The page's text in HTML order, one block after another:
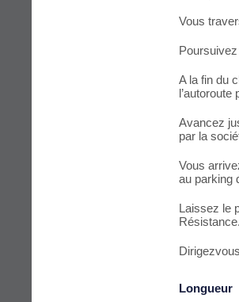
Vous
A la fin du
Avancez
par la
Vous
au parking
Laissez le
Résistance.
Longueur